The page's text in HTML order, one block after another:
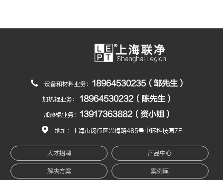
设备和材料业务： 18964530235（邹先生）
加热辊业务： 18964530232（陈先生）
加热辊业务： 13917363882（资小姐）
地址：上海市闵行区兴梅路485号中环科技园7F
人才招聘 产品中心
解决方案 案例库